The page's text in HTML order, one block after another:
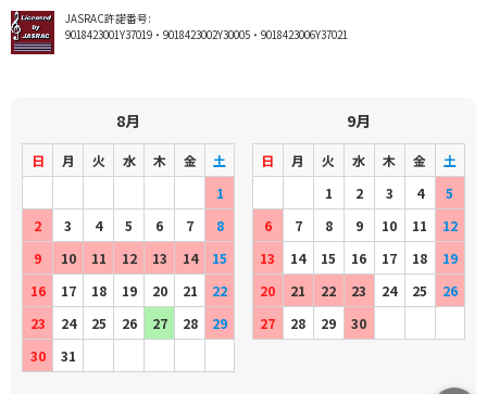
JASRAC許諾番号:
9018423001Y37019・9018423002Y30005・9018423006Y37021
8月
日 月 火 水 木 金
土
1
2
3 4 5 6 7
8
9
10 11 12 13 14
15
16
17 18 19 20 21
22
23
24 25 26 27 28
29
30
31
9月
日 月 火 水 木 金
土
1
2 3 4
5
6
7 8 9 10 11
12
13
14 15 16 17 18
19
20
21 22 23 24 25
26
27
28 29 30